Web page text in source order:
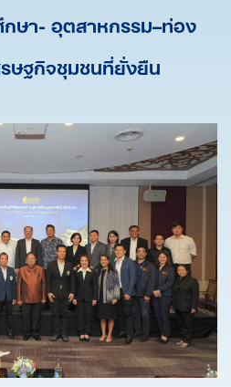
ษา- อุตสาหกรรม–ท่อง
รษฐกิจชุมชนที่ยั่งยืน